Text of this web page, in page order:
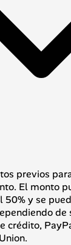
previos
El monto
50% y se
de
crédito,